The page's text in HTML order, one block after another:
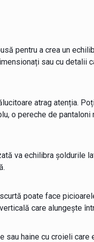
pentru a crea un
sau cu detalii
atrag atenția.
o pereche de pantaloni
va echilibra șoldurile
poate face
care alungește
sau haine cu croieli care